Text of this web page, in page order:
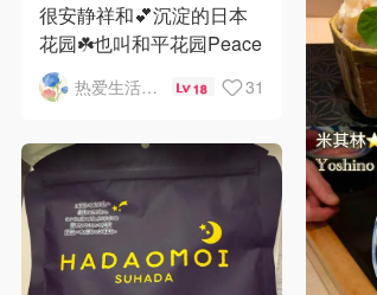
很安静祥和💕沉淀的日本
花园☘️也叫和平花园Peace
Garden
热爱生活和自由的轻舞飞扬 18 31